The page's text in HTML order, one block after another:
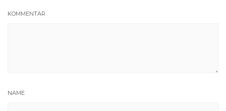
KOMMENTAR
NAME